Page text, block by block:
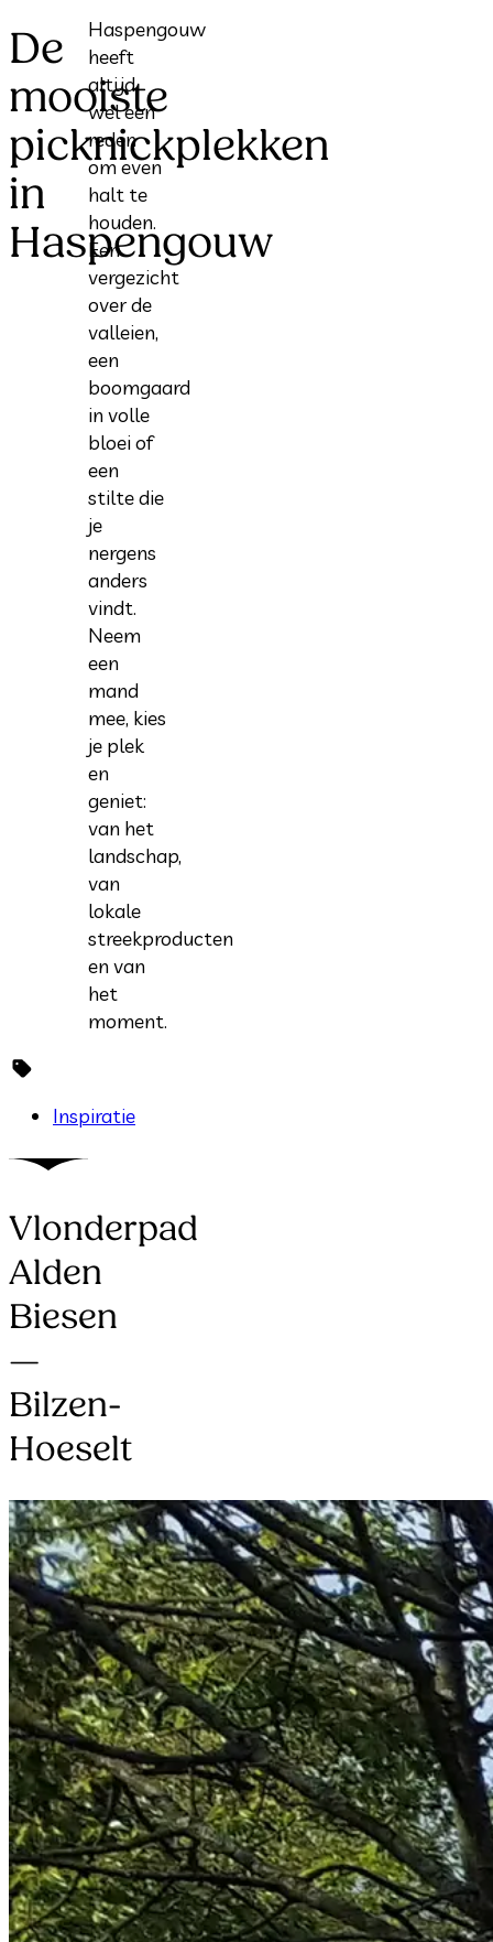
De
mooiste
picknickplekken
in
Haspengouw
Haspengouw
heeft
altijd
wel een
reden
om even
halt te
houden.
Een
vergezicht
over de
valleien,
een
boomgaard
in volle
bloei of
een
stilte die
je
nergens
anders
vindt.
Neem
een
mand
mee, kies
je plek
en
geniet:
van het
landschap,
van
lokale
streekproducten
en van
het
moment.
Inspiratie
Vlonderpad
Alden
Biesen
—
Bilzen-
Hoeselt